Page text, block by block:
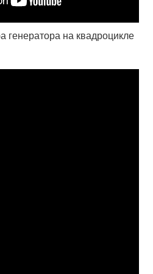
генератора на квадроцикле